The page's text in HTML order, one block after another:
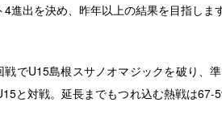
出を決め、昨年以上の結果を目指します
でU15島根スサノオマジックを破り、
と対戦。延長までもつれ込む熱戦は67-